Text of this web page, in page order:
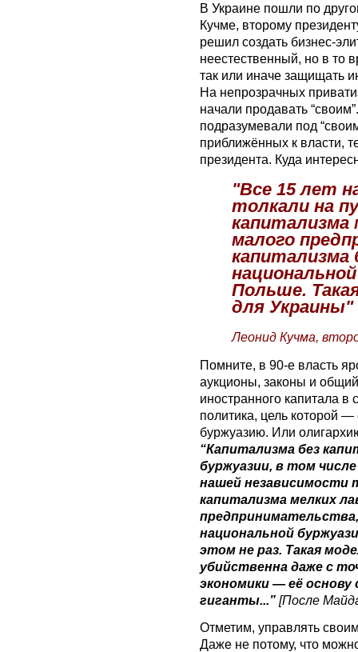
В Украине пошли по
Кучме, второму
решил создать бизнес-
неестественный, но в то
так или иначе защищать
На непрозрачных
начали продавать
подразумевали под
приближённых к власти,
президента. Куда
"Все 15 лет
толкали на
капитализма
малого
капитализма
Польше.
для Украины"
Леонид Кучма,
Помните, в 90-е власть
аукционы, законы и
иностранного капитала в
политика, цель которой
буржуазию. Или
“Капитализма без
буржуазии, в том
нашей независимости
капитализма мелких
национальной
этом не раз. Такая
убийственна даже с
экономики — её
гиганты...” [После
Отметим, управлять
Даже не потому, что